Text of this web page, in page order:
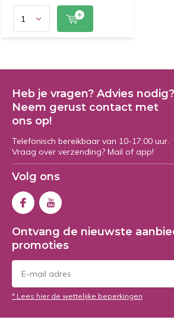
Heb je vragen? Advies nodig?
Neem gerust contact met
ons op!
Telefonisch bereikbaar van 10-17:00 uur.
Vraag over verzending? Mail of app!
Volg ons
Ontvang de nieuwste
promoties
* Lees hier de wettelijke beperkingen